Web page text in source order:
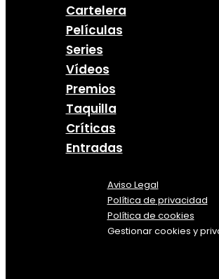
Cartelera
Películas
Series
Vídeos
Premios
Taquilla
Críticas
Entradas
Aviso Legal
Política de privacidad
Política de cookies
Gestionar cookies y